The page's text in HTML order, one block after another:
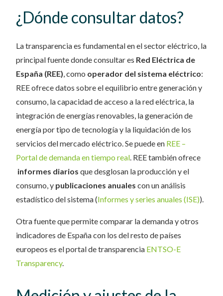
¿Dónde consultar datos?
La transparencia es fundamental en el sector eléctrico, la
principal fuente donde consultar es Red Eléctrica de
España (REE), como operador del sistema eléctrico:
REE ofrece datos sobre el equilibrio entre generación y
consumo, la capacidad de acceso a la red eléctrica, la
integración de energías renovables, la generación de
energía por tipo de tecnología y la liquidación de los
servicios del mercado eléctrico. Se puede en REE –
Portal de demanda en tiempo real. REE también ofrece
informes diarios que desglosan la producción y el
consumo, y publicaciones anuales con un análisis
estadístico del sistema (Informes y series anuales (ISE)).
Otra fuente que permite comparar la demanda y otros
indicadores de España con los del resto de países
europeos es el portal de transparencia ENTSO-E
Transparency.